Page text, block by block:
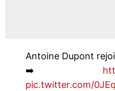
Antoine Dupont
➡️
pic.twitter.com/